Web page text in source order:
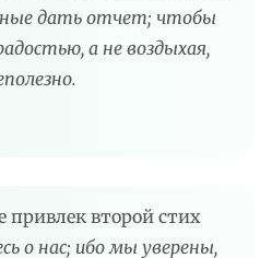
дать отчет; чтобы
а не воздыхая,
второй стих
о нас; ибо мы уверены,